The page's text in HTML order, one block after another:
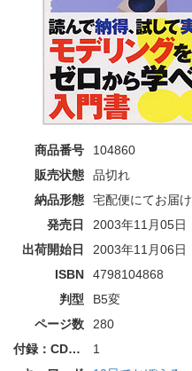
商品番号
104860
販売状態
品切れ
納品形態
宅配便にてお届け
発売日
2003年11月05日
出荷開始日
2003年11月06日
ISBN
4798104868
判型
B5変
ページ数
280
付録：CD-ROM
1